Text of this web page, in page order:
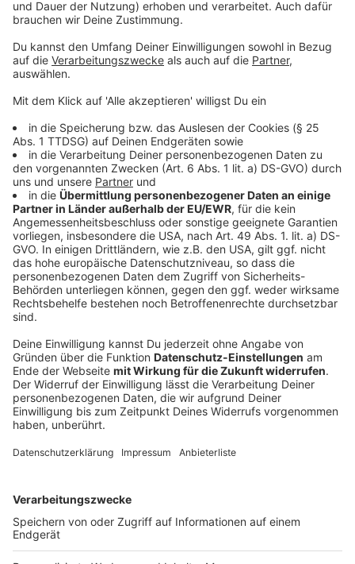
Anzeige
Kritik an Kreisverwaltung, die wehrt sich
Anzeige
Von der Unterstützerseite wird auch der Vorwurf einer
Falle laut. Man habe die Familie zu einem Routine-
Termin ins Kreishaus geladen. Sie sei zum Erscheinen
verpflichtet gewesen und dem auch nachgekommen.
Im Kreishaus klickten dann Hand- und Fußfesseln.
Der Kreis widerspricht. Es habe in der Vergangenheit
keine Situation gegeben, wo das Kreisausländeramt
gegen Recht und Gesetz verstoßen habe. Ein Sprecher
sagte uns, die Abschiebung sei bereits eingeleitet und
man könne das Verfahren jetzt nicht mehr aufhalten.
Das sei gesetzlich nicht möglich. Man habe der Familie
bereits in der Vergangenheit den Vorschlag gemacht,
freiwillig auszureisen und dann von Armenien aus via
Arbeitsvisum legal wiedereinzureisen. Landrat Andreas
noch einmal zu betonen: Der Gesetzgeber im Bund
reformieren.
Anzeige